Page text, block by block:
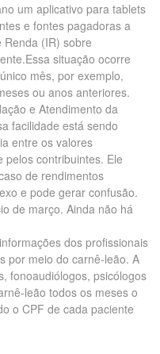
um aplicativo para tablets
e fontes pagadoras a
(IR) sobre
situação ocorre
mês, por exemplo,
ou anos anteriores.
e Atendimento da
facilidade está sendo
entre os valores
contribuintes. Ele
de rendimentos
e pode gerar confusão.
de março. Ainda não há
dos profissionais
por meio do carnê-leão. A
fonoaudiólogos, psicólogos
leão todos os meses o
o CPF de cada paciente